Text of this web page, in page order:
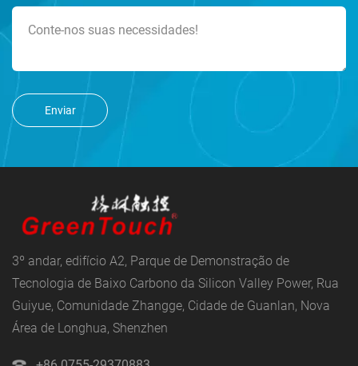
Enviar
3º andar, edifício A2, Parque de Demonstração de
Tecnologia de Baixo Carbono da Silicon Valley Power, Rua
Guiyue, Comunidade Zhangge, Cidade de Guanlan, Nova
Área de Longhua, Shenzhen